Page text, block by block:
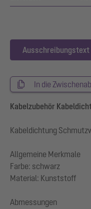
Ausschreibungstext
In die
Kabelzubehör
Kabeldichtung
Allgemeine Merkmale
Farbe: schwarz
Material: Kunststoff
Abmessungen